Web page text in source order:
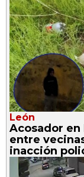
León
Acosador
entre
inacción